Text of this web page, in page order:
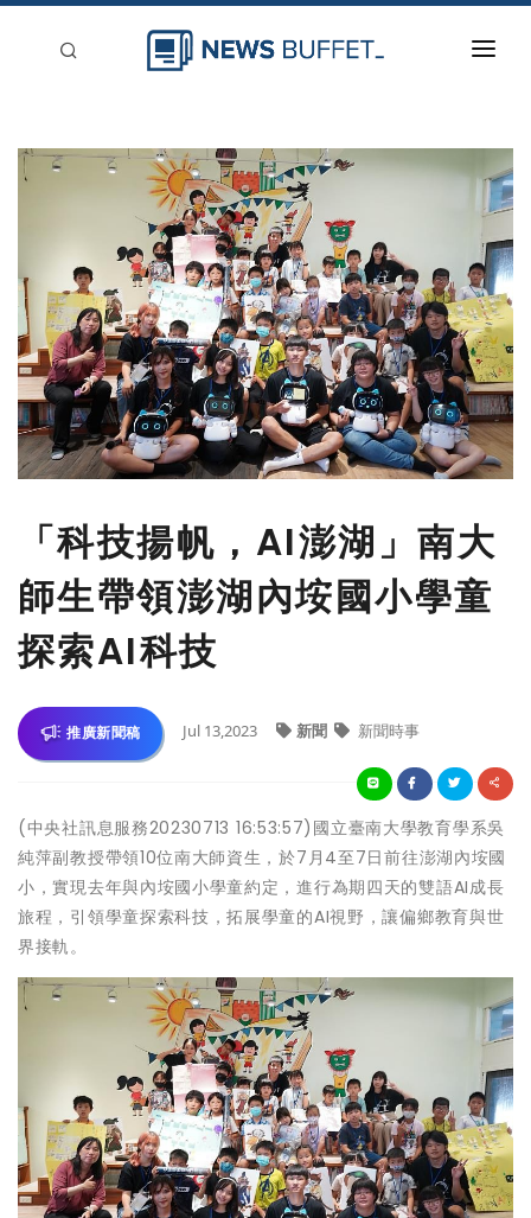
新聞稿分類
「科技揚帆，AI澎湖」南大
師生帶領澎湖內垵國小學童
探索AI科技
推廣新聞稿 Jul 13,2023 新聞 新聞時事
(中央社訊息服務20230713 16:53:57)國立臺南大學教育學系吳
純萍副教授帶領10位南大師資生，於7月4至7日前往澎湖內垵國
小，實現去年與內垵國小學童約定，進行為期四天的雙語AI成長
旅程，引領學童探索科技，拓展學童的AI視野，讓偏鄉教育與世
界接軌。